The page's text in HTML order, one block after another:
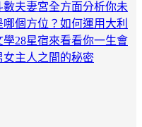
數夫妻宮全方面分析你未
個方位？如何運用大利
28星宿來看看你一生會
主人之間的秘密